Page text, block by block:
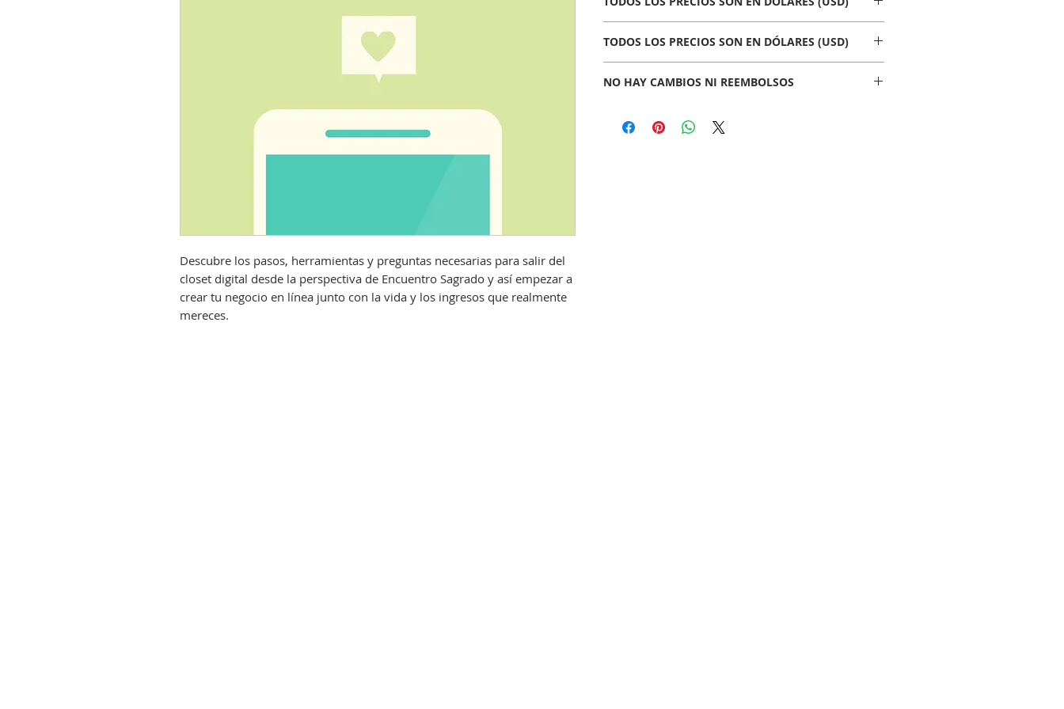
Descubre los pasos, herramientas y preguntas necesarias para salir del
closet digital desde la perspectiva de Encuentro Sagrado y así empezar a
crear tu negocio en línea junto con la vida y los ingresos que realmente
mereces.
TODOS LOS PRECIOS SON EN DÓLARES (USD)
NO HAY CAMBIOS NI REEMBOLSOS
Revisa bien lo que estás comprando.